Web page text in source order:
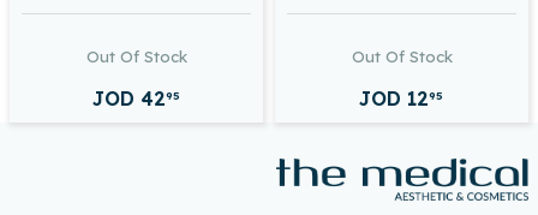
Out Of Stock
JOD 1295
Out Of Stock
JOD 4295